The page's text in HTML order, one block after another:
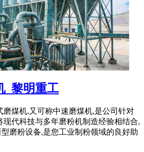
_黎明重工
磨煤机,又可称中速磨煤机,是公司针对
现代科技与多年磨粉机制造经验相结合,
磨粉设备,是您工业制粉领域的良好助